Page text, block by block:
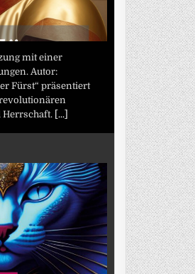
mit einer
Autor:
Fürst“ präsentiert
[...]